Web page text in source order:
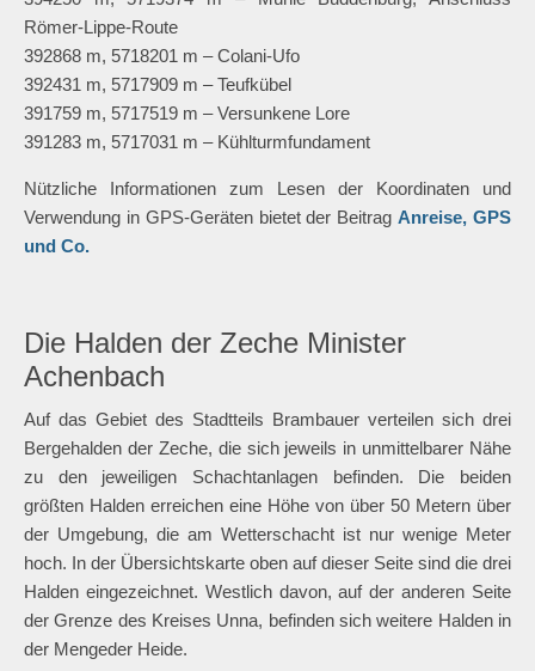
51°35’53.92″N, 7°26’13.98″E – Versunkene Lore
51°35’37.80″N, 7°25’49.81″E – Kühlturmfundament
Die Koordinaten können in das Eingabefeld von beispielsweise
GoogleEarth und OpenStreetMap kopiert werden.
394250 m, 5719374 m – Mühle Buddenburg, Anschluss
Römer-Lippe-Route
392868 m, 5718201 m – Colani-Ufo
391283 m, 5717031 m – Kühlturmfundament
Nützliche Informationen zum Lesen der Koordinaten und
Verwendung in GPS-Geräten bietet der BeitragAnreise, GPS
und Co.
Die Halden der Zeche Minister
Achenbach
Auf das Gebiet des Stadtteils Brambauer verteilen sich drei
Bergehalden der Zeche, die sich jeweils in unmittelbarer Nähe